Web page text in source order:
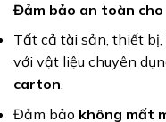
Đảm bảo an toàn
Tất cả tài sản, thiết bị,
với vật liệu chuyên
carton
Đảm bảo không mất